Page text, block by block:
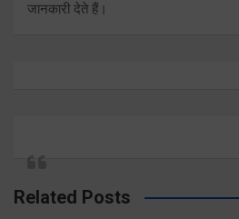
जानकारी देते हैं।
Related Posts